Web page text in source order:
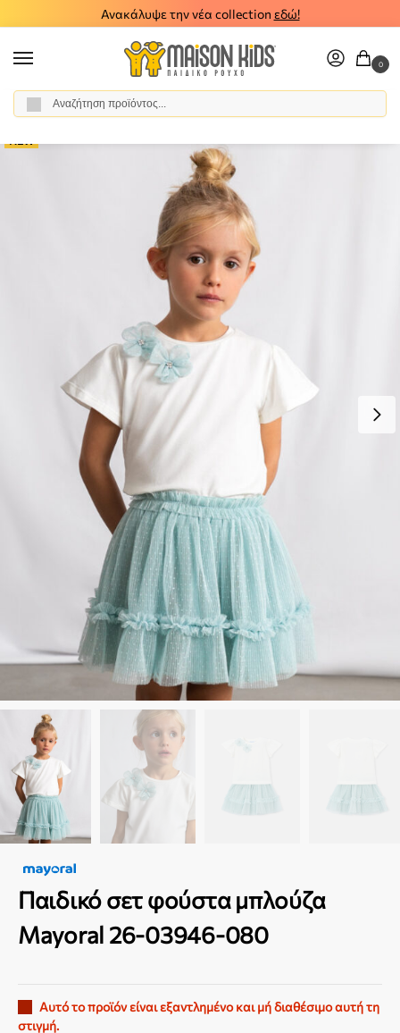
Ανακάλυψε την νέα collection εδώ!
0
Αρχική σελίδα / Κορίτσι / Ρούχα
Παιδικό σετ φούστα μπλούζα
Mayoral 26-03946-080
Αυτό το προϊόν είναι εξαντλημένο και μή διαθέσιμο αυτή τη
στιγμή.